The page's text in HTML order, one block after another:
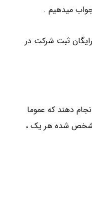
جواب میدهیم .
ثبت شرکت در
باهم انجام دهند که عموما
مشخص شده هر یک ،